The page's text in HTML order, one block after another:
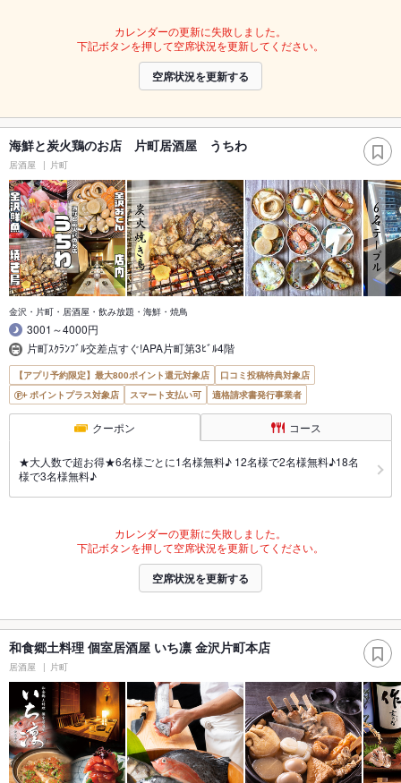
カレンダーの更新に失敗しました。
下記ボタンを押して空席状況を更新してください。
空席状況を更新する
海鮮と炭火鶏のお店 片町居酒屋 うちわ
居酒屋 片町
金沢・片町・居酒屋・飲み放題・海鮮・焼鳥
3001～4000円
片町ｽｸﾗﾝﾌﾞﾙ交差点すぐ!APA片町第3ﾋﾞﾙ4階
【アプリ予約限定】最大800ポイント還元対象店
口コミ投稿特典対象店
ポイントプラス対象店
スマート支払い可 適格請求書発行事業者
クーポン コース
★大人数で超お得★6名様ごとに1名様無料♪ 12名様で2名様無料♪18名
様で3名様無料♪
カレンダーの更新に失敗しました。
下記ボタンを押して空席状況を更新してください。
空席状況を更新する
和食郷土料理 個室居酒屋 いち凛 金沢片町本店
居酒屋 片町